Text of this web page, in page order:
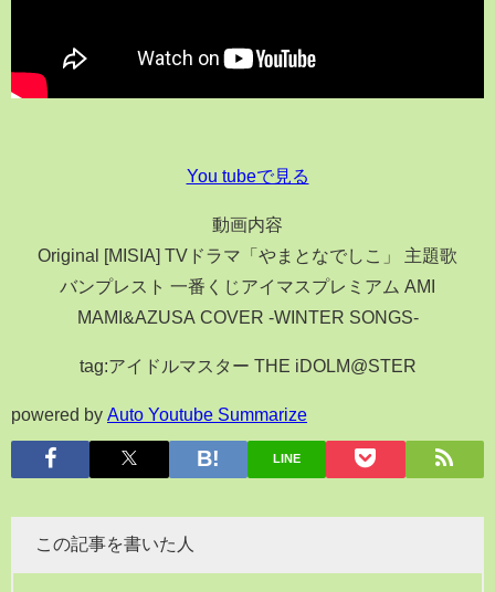
You tubeで見る
動画内容
Original [MISIA] TVドラマ「やまとなでしこ」 主題歌
バンプレスト 一番くじアイマスプレミアム AMI
MAMI&AZUSA COVER -WINTER SONGS-
tag:アイドルマスター THE iDOLM@STER
powered by Auto Youtube Summarize
LINE
この記事を書いた人